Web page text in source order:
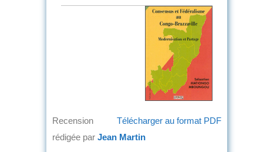
Télécharger au format PDF
Recension
rédigée par Jean Martin